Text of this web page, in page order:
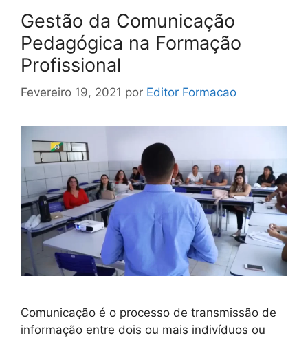
Gestão da Comunicação
Pedagógica na Formação
Profissional
Fevereiro 19, 2021 por Editor Formacao
Comunicação é o processo de transmissão de
informação entre dois ou mais indivíduos ou